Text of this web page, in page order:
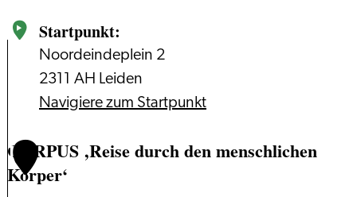
Startpunkt:
Noordeindeplein 2
2311 AH Leiden
Navigiere zum Startpunkt
1
CORPUS ‚Reise durch den menschlichen
Körper‘